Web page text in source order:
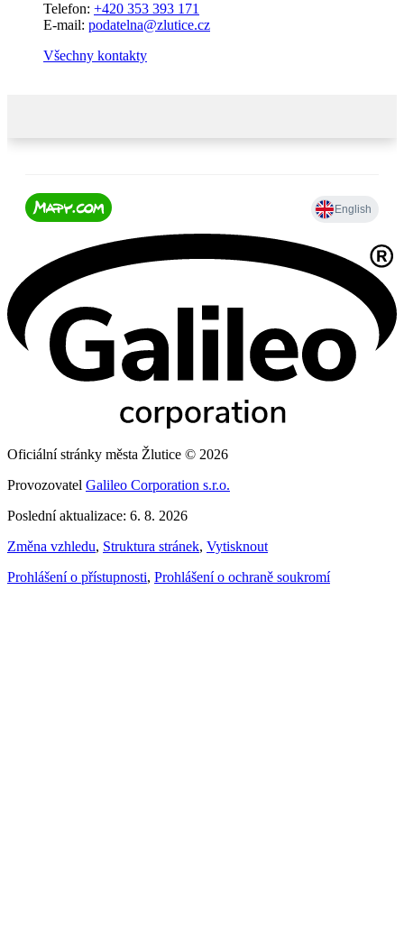
Telefon: +420 353 393 171
E-mail: podatelna@zlutice.cz
Všechny kontakty
Oficiální stránky města Žlutice © 2026
Provozovatel Galileo Corporation s.r.o.
Poslední aktualizace: 6. 8. 2026
Změna vzhledu, Struktura stránek, Vytisknout
Prohlášení o přístupnosti, Prohlášení o ochraně soukromí